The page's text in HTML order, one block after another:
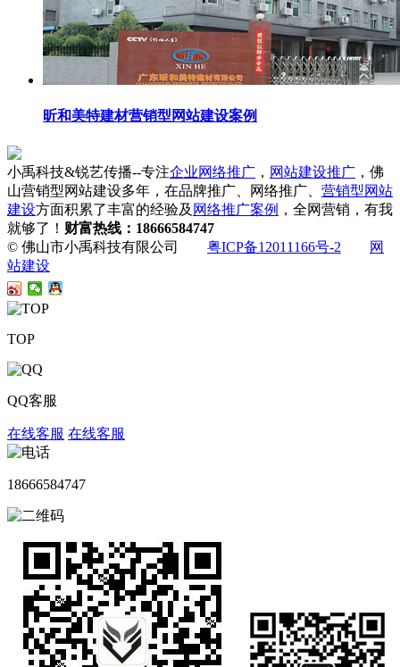
昕和美特建材营销型网站建设案例
小禹科技&锐艺传播--专注企业网络推广 ， 网站建设推广 ，佛
山营销型网站建设多年，在品牌推广、网络推广、 营销型网站
建设方面积累了丰富的经验及 网络推广案例 ，全网营销，有我
就够了！ 财富热线：18666584747
© 佛山市小禹科技有限公司 粤ICP备12011166号-2
网
站建设
TOP
QQ客服
在线客服 在线客服
18666584747